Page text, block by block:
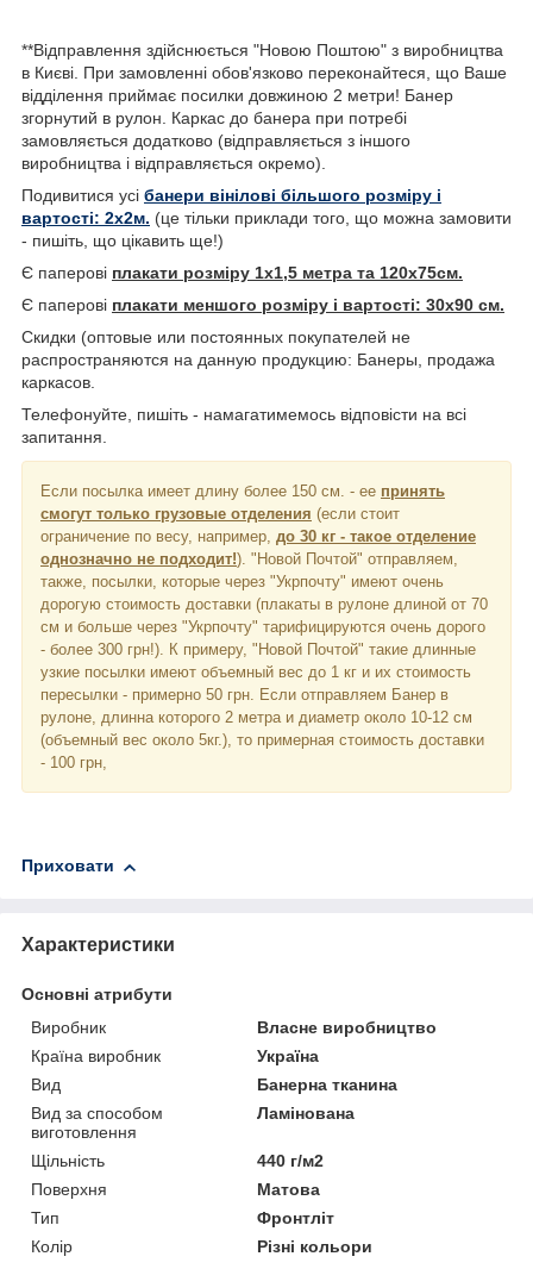
**Відправлення здійснюється "Новою Поштою" з виробництва
в Києві. При замовленні обов'язково переконайтеся, що Ваше
відділення приймає посилки довжиною 2 метри! Банер
згорнутий в рулон. Каркас до банера при потребі
замовляється додатково (відправляється з іншого
виробництва і відправляється окремо).
Подивитися усі банери вінілові більшого розміру і
вартості: 2х2м. (це тільки приклади того, що можна замовити
- пишіть, що цікавить ще!)
Є паперові плакати розміру 1х1,5 метра та 120х75см.
Є паперові плакати меншого розміру і вартості: 30х90 см.
Скидки (оптовые или постоянных покупателей не
распространяются на данную продукцию: Банеры, продажа
каркасов.
Телефонуйте, пишіть - намагатимемось відповісти на всі
запитання.
Если посылка имеет длину более 150 см. - ее принять
смогут только грузовые отделения (если стоит
ограничение по весу, например, до 30 кг - такое отделение
однозначно не подходит!). "Новой Почтой" отправляем,
также, посылки, которые через "Укрпочту" имеют очень
дорогую стоимость доставки (плакаты в рулоне длиной от 70
см и больше через "Укрпочту" тарифицируются очень дорого
- более 300 грн!). К примеру, "Новой Почтой" такие длинные
узкие посылки имеют объемный вес до 1 кг и их стоимость
пересылки - примерно 50 грн. Если отправляем Банер в
рулоне, длинна которого 2 метра и диаметр около 10-12 см
(объемный вес около 5кг.), то примерная стоимость доставки
- 100 грн,
Приховати
Характеристики
Основні атрибути
Виробник
Власне виробництво
Країна виробник
Україна
Вид
Банерна тканина
Вид за способом
виготовлення
Ламінована
Щільність
440 г/м2
Поверхня
Матова
Тип
Фронтліт
Колір
Різні кольори